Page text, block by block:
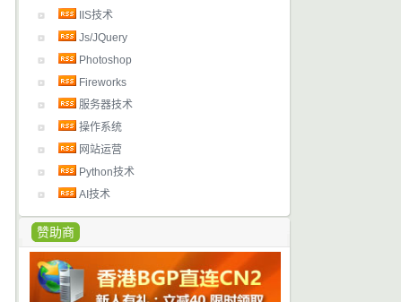
IIS技术
Js/JQuery
Photoshop
Fireworks
服务器技术
操作系统
网站运营
Python技术
AI技术
赞助商